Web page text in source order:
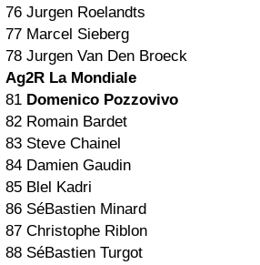
76 Jurgen Roelandts
77 Marcel Sieberg
78 Jurgen Van Den Broeck
Ag2R La Mondiale
81 Domenico Pozzovivo
82 Romain Bardet
83 Steve Chainel
84 Damien Gaudin
85 Blel Kadri
86 SéBastien Minard
87 Christophe Riblon
88 SéBastien Turgot